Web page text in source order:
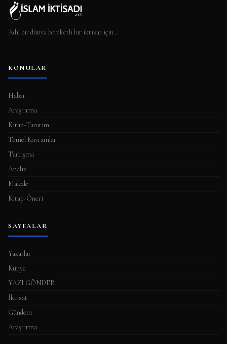
Adil bir dünya bereketli bir iktisat için…
KONULAR
Haber
Araştırma
Kitap-Tanıtım
Temel Kavramlar
Tartışma
Analiz
Makale
Kitap-Öneri
SAYFALAR
Yazarlar
Künye
YAZI GÖNDER
İktisat
Gündem
Araştırma